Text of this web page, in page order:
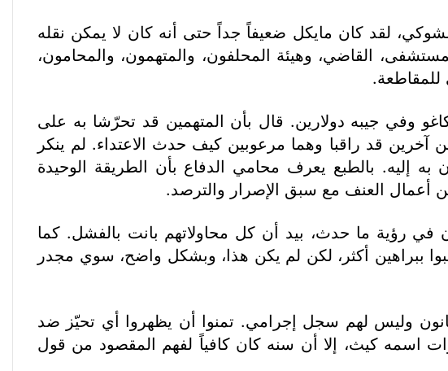
لقد كان مايكل ضعيفاً جداً حتى أنه كان لا يمكن نقله
القاضي، وهيئة المحلفون، والمتهمون، والمحامون،
جيبه دولارين. قال بأن المتهمين قد تحرّشا به على
قد راقبا وهما مرعوبين كيف حدث الاعتداء. لم ينكر
إليه. بالطبع يعرف محامي الدفاع بأن الطريقة الوحيدة
العنف مع سبق الإصرار والترصد.
في رؤية ما حدث، بيد أن كل محاولاتهم بانت بالفشل. كما
ببراهين أكثر، لكن لم يكن هذا، وبشكل واضح، سوي مجدر
وليس لهم سجل إجرامي. تمنوا أن يظهروا أي تحيّز ضد
اسمه كيث، إلا أن سنه كان كافياً لفهم المقصود من قول